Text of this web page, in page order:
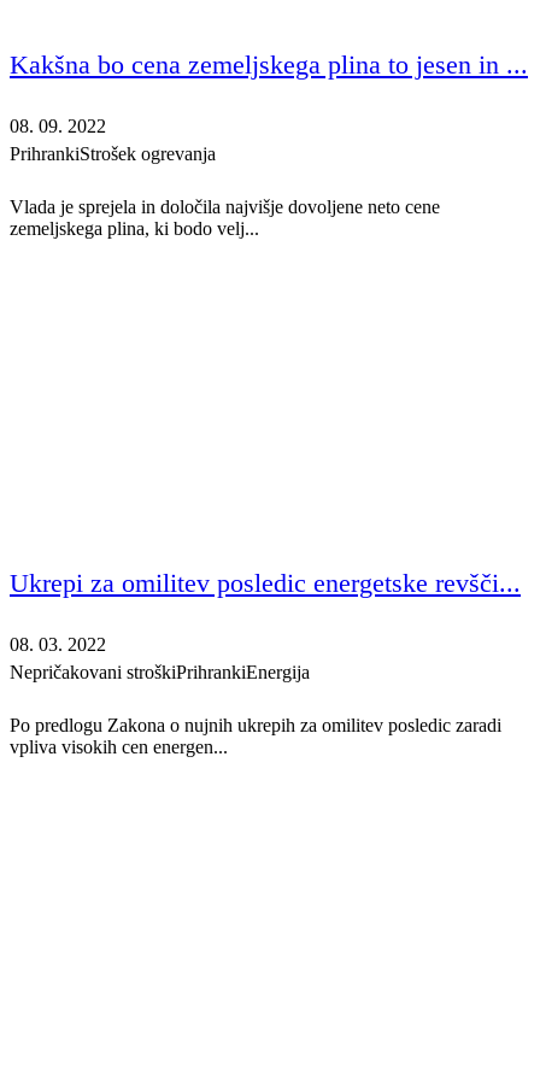
Kakšna bo cena zemeljskega plina to jesen in ...
08. 09. 2022
PrihrankiStrošek ogrevanja
Vlada je sprejela in določila najvišje dovoljene neto cene
zemeljskega plina, ki bodo velj...
Ukrepi za omilitev posledic energetske revšči...
08. 03. 2022
Nepričakovani stroškiPrihrankiEnergija
Po predlogu Zakona o nujnih ukrepih za omilitev posledic zaradi
vpliva visokih cen energen...